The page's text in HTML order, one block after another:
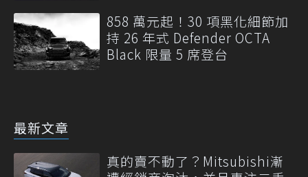
858 萬元起！30 項黑化細節加
持 26 年式 Defender OCTA
Black 限量 5 席登台
最新文章
真的賣不動了？Mitsubishi漸